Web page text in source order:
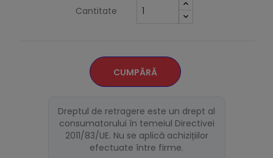
Cantitate
CUMPĂRĂ
Dreptul de retragere este un drept al
consumatorului în temeiul Directivei
2011/83/UE. Nu se aplică achizițiilor
efectuate între firme.